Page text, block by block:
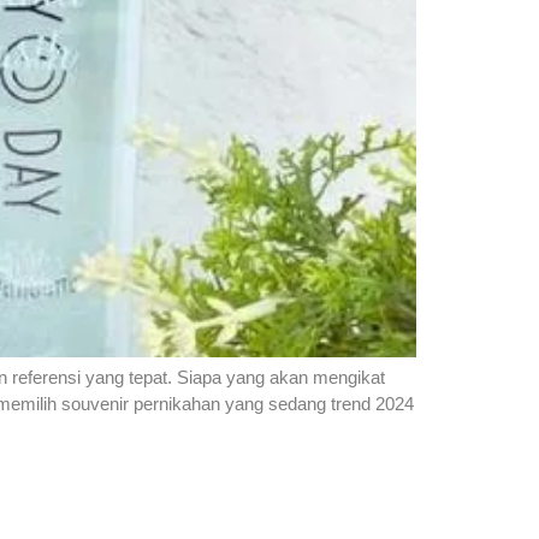
referensi yang tepat. Siapa yang akan mengikat
souvenir pernikahan yang sedang trend 2024